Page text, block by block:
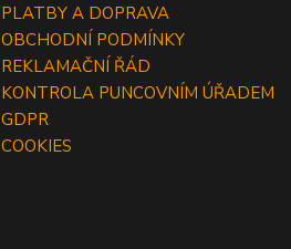
PLATBY A DOPRAVA
OBCHODNÍ PODMÍNKY
REKLAMAČNÍ ŘÁD
KONTROLA PUNCOVNÍM ÚŘADEM
GDPR
COOKIES